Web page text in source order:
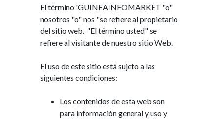
Eltérmino 'GUINEAINFOMARKET "o"
nosotros "o"nos "se refierealpropietario
delsitio web. "Eltérmino usted"se
refierealvisitantedenuestro sitio Web.
Eluso deestesitio estásujeto a las
siguientes condiciones:
Los contenidos de esta webson
para informacióngeneralyuso y